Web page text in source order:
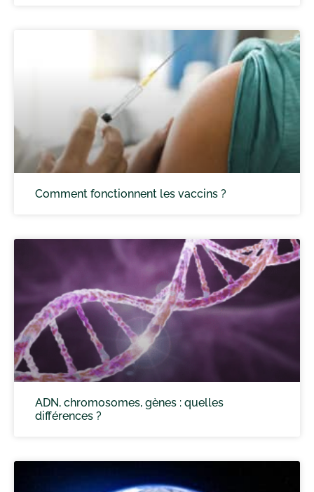
Comment fonctionnent les vaccins ?
ADN, chromosomes, gènes : quelles
différences ?